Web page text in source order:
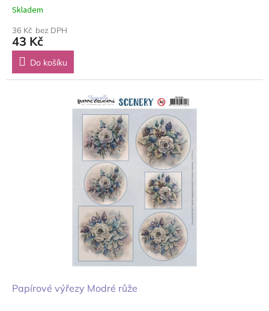
Skladem
36 Kč bez DPH
43 Kč
Do košíku
Papírové výřezy Modré růže